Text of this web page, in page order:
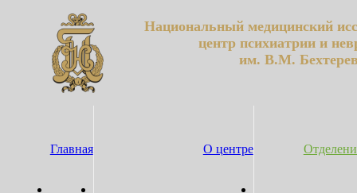
Национальный медицинский
центр психиатрии и
им. В.М.
О центре
Главная